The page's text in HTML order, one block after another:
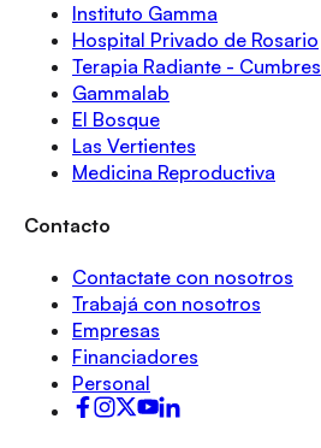
Instituto Gamma
Hospital Privado de Rosario
Terapia Radiante - Cumbres
Gammalab
El Bosque
Las Vertientes
Medicina Reproductiva
Contacto
Contactate con nosotros
Trabajá con nosotros
Empresas
Financiadores
Personal